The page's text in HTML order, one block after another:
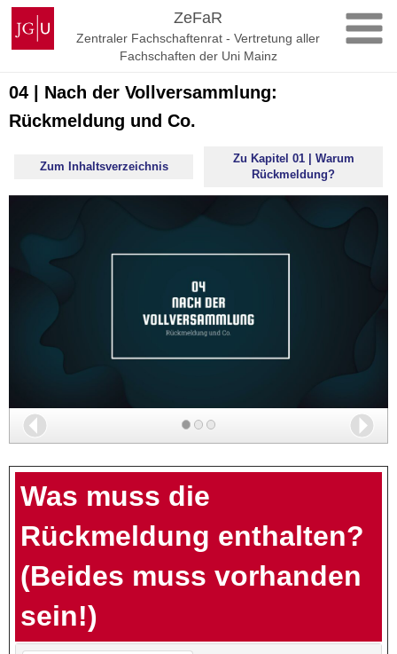
Zum
Inhalt
springen
Johannes
Gutenberg-
Universität
ZeFaR
Zentraler Fachschaftenrat - Vertretung aller
Fachschaften der Uni Mainz
04 | Nach der Vollversammlung:
Rückmeldung und Co.
Zum Inhaltsverzeichnis
Zu Kapitel 01 | Warum
Rückmeldung?
Zurück
Was muss die
Rückmeldung enthalten?
(Beides muss vorhanden
sein!)